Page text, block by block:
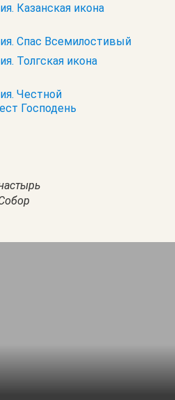
Казанская икона
Спас Всемилостивый
Толгская икона
Честной
Господень